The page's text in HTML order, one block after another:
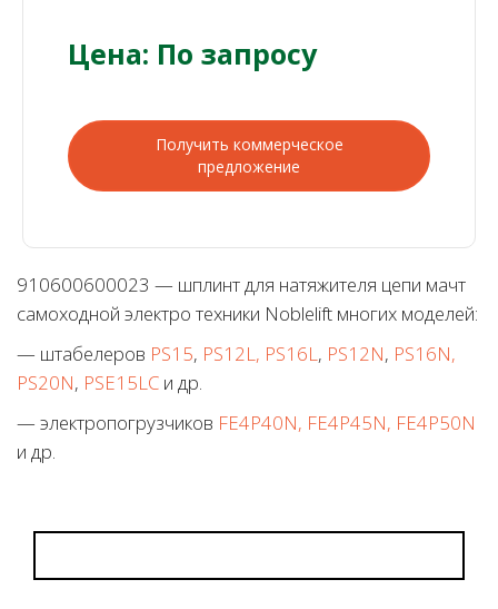
Цена: По запросу
Получить коммерческое
предложение
910600600023 — шплинт для натяжителя цепи мачт
самоходной электро техники Noblelift многих моделей:
— штабелеров PS15, PS12L, PS16L , PS12N, PS16N,
PS20N, PSE15LC и др.
— электропогрузчиков FE4P40N, FE4P45N, FE4P50N
и др.